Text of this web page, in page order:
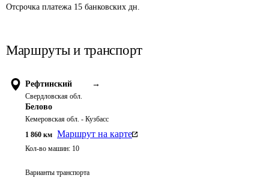
Отсрочка платежа 15 банковских дн.
Маршруты и транспорт
Рефтинский →
Свердловская обл.
Белово
Кемеровская обл. - Кузбасс
1 860 км Маршрут на карте
Кол-во машин: 10
Варианты транспорта